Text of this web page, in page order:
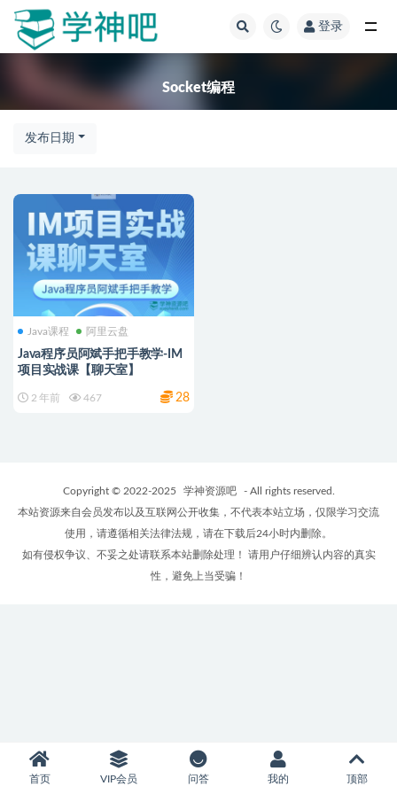
登录
Socket编程
发布日期
Java课程 阿里云盘
Java程序员阿斌手把手教学-IM
项目实战课【聊天室】
2 年前 467 28
Copyright © 2022-2025 学神资源吧
- All rights reserved.
本站资源来自会员发布以及互联网公开收集，不代表本站立场，仅限学习交流
使用，请遵循相关法律法规，请在下载后24小时内删除。
如有侵权争议、不妥之处请联系本站删除处理！ 请用户仔细辨认内容的真实
性，避免上当受骗！
首页 VIP会员 问答 我的 顶部